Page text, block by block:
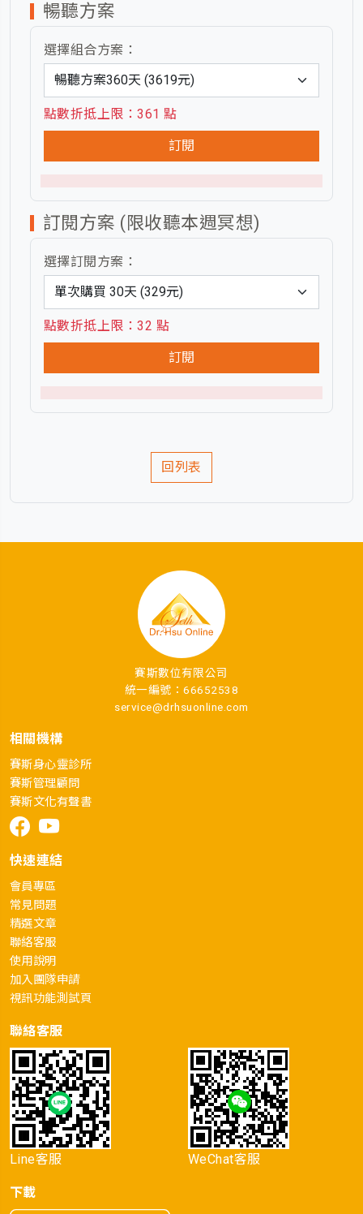
暢聽方案
選擇組合方案：
點數折抵上限：361 點
訂閱
訂閱方案 (限收聽本週冥想)
選擇訂閱方案：
點數折抵上限：32 點
訂閱
回列表
賽斯數位有限公司
統一編號：66652538
service@drhsuonline.com
相關機構
賽斯身心靈診所
賽斯管理顧問
賽斯文化有聲書
快速連結
會員專區
常見問題
精選文章
聯絡客服
使用說明
加入團隊申請
視訊功能測試頁
聯絡客服
Line客服 WeChat客服
下載